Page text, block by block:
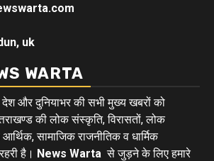
uk
WARTA
देश और दुनियाभर की सभी मुख्य खबरों को
की लोक संस्कृति, विरासतों, लोक
सामाजिक राजनीतिक व धार्मिक
है। News Warta से जुड़ने के लिए हमारे